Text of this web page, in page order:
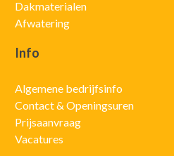
Dakmaterialen
Afwatering
Info
Algemene bedrijfsinfo
Contact & Openingsuren
Prijsaanvraag
Vacatures